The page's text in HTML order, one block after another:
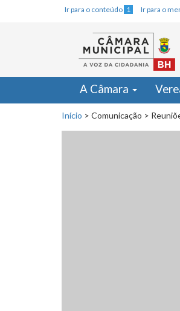
Ir para o conteúdo 1 Ir para o
A Câmara
Início > Comunicação >